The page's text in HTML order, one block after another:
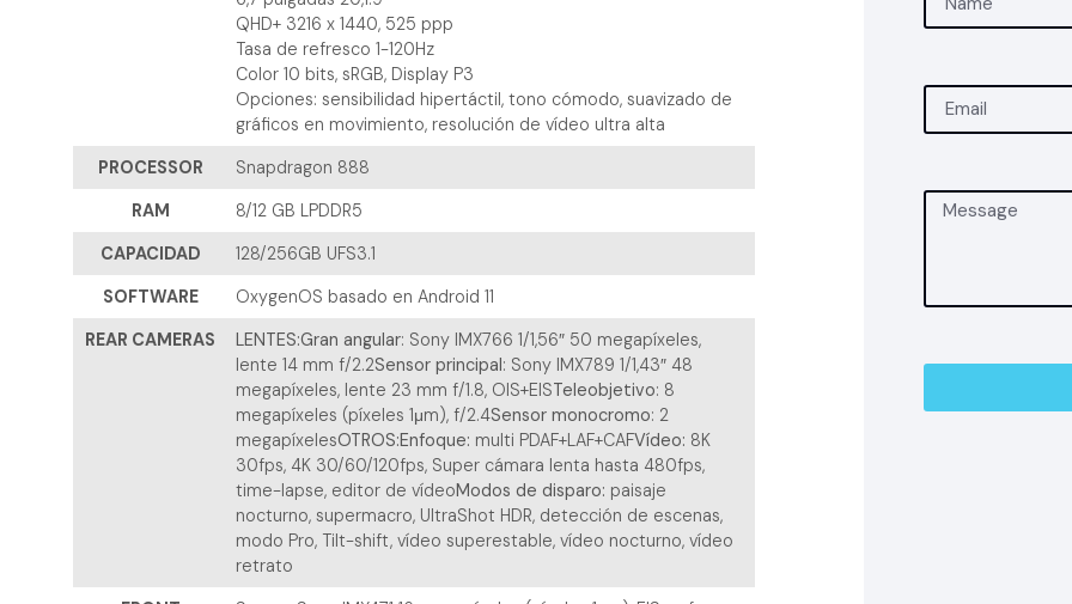
QHD+ 3216 x 1440, 525 ppp
Tasa de refresco 1-120Hz
Color 10 bits, sRGB, Display P3
Opciones: sensibilidad hipertáctil, tono cómodo, suavizado de
gráficos en movimiento, resolución de vídeo ultra alta
PROCESSOR
Snapdragon 888
RAM
8/12 GB LPDDR5
CAPACIDAD
128/256GB UFS3.1
SOFTWARE
OxygenOS basado en Android 11
REAR CAMERAS
LENTES:Gran angular: Sony IMX766 1/1,56″ 50 megapíxeles,
lente 14 mm f/2.2Sensor principal: Sony IMX789 1/1,43″ 48
megapíxeles, lente 23 mm f/1.8, OIS+EISTeleobjetivo: 8
megapíxeles (píxeles 1μm), f/2.4Sensor monocromo: 2
megapíxelesOTROS:Enfoque: multi PDAF+LAF+CAFVídeo: 8K
30fps, 4K 30/60/120fps, Super cámara lenta hasta 480fps,
time-lapse, editor de vídeoModos de disparo: paisaje
nocturno, supermacro, UltraShot HDR, detección de escenas,
modo Pro, Tilt-shift, vídeo superestable, vídeo nocturno, vídeo
retrato